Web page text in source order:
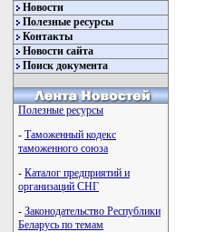
Новости
Полезные ресурсы
Контакты
Новости сайта
Поиск документа
Полезные ресурсы
- Таможенный кодекс
таможенного союза
- Каталог предприятий и
организаций СНГ
- Законодательство Республики
Беларусь по темам